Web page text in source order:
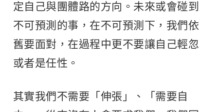
定自己與團體路的方向。未來或會碰到
不可預測的事，在不可預測下，我們依
舊要面對，在過程中更不要讓自己輕忽
或者是任性。
其實我們不需要「伸張」、「需要自